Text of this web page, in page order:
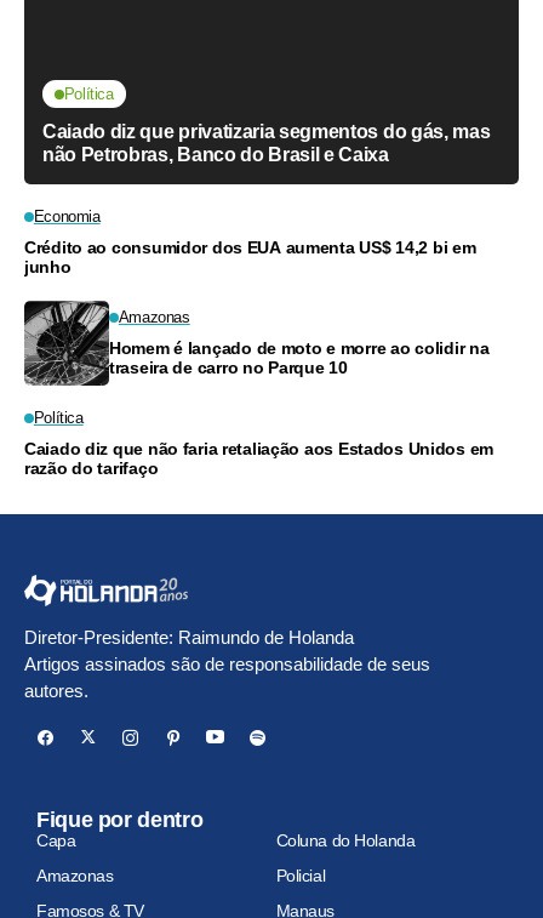
Política
Caiado diz que privatizaria segmentos do gás, mas
não Petrobras, Banco do Brasil e Caixa
Economia
Crédito ao consumidor dos EUA aumenta US$ 14,2 bi em
junho
Amazonas
Homem é lançado de moto e morre ao colidir na
traseira de carro no Parque 10
Política
Caiado diz que não faria retaliação aos Estados Unidos em
razão do tarifaço
Diretor-Presidente: Raimundo de Holanda
Artigos assinados são de responsabilidade de seus
autores.
Fique por dentro
Capa
Coluna do Holanda
Amazonas
Policial
Famosos & TV
Manaus